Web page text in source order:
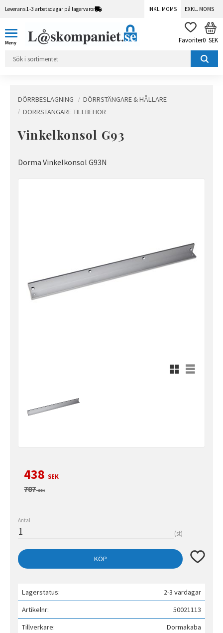
Leverans 1-3 arbetsdagar på lagervaror INKL. MOMS EXKL. MOMS
FAVORITER
0 SEK
DÖRRBESLAGNING
DÖRRSTÄNGARE & HÅLLARE
DÖRRSTÄNGARE TILLBEHÖR
Vinkelkonsol G93
Dorma Vinkelkonsol G93N
Rutnätsvy
Listvy
Nedsatt pris:
438 SEK
Ordinarie pris:
787SEK
Antal
st
KÖP Lägg till
Lagerstatus
2-3 vardagar
Artikelnr
50021113
Tillverkare
Dormakaba